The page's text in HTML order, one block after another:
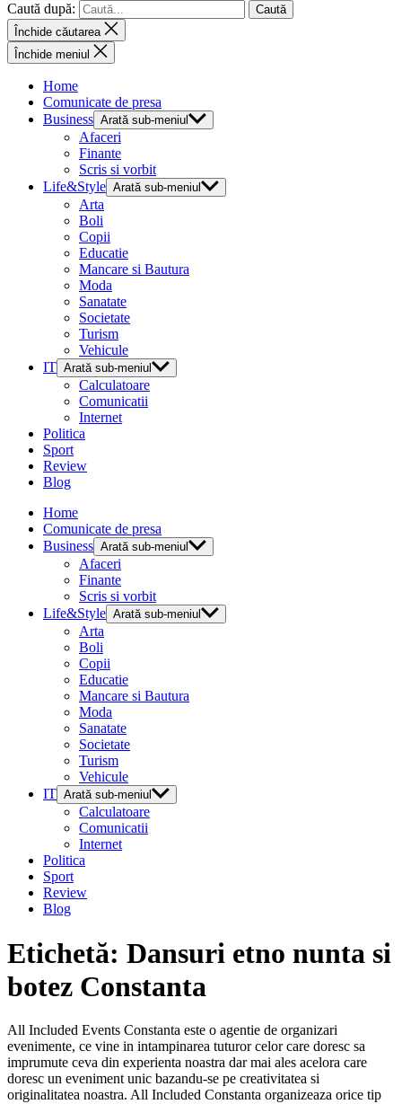
Caută după:
Închide căutarea
Închide meniul
Home
Comunicate de presa
Business Arată sub-meniul
Afaceri
Finante
Scris si vorbit
Life&Style Arată sub-meniul
Arta
Boli
Copii
Educatie
Mancare si Bautura
Moda
Sanatate
Societate
Turism
Vehicule
IT Arată sub-meniul
Calculatoare
Comunicatii
Internet
Politica
Sport
Review
Blog
Home
Comunicate de presa
Business Arată sub-meniul
Afaceri
Finante
Scris si vorbit
Life&Style Arată sub-meniul
Arta
Boli
Copii
Educatie
Mancare si Bautura
Moda
Sanatate
Societate
Turism
Vehicule
IT Arată sub-meniul
Calculatoare
Comunicatii
Internet
Politica
Sport
Review
Blog
Etichetă: Dansuri etno nunta si
botez Constanta
All Included Events Constanta este o agentie de organizari
evenimente, ce vine in intampinarea tuturor celor care doresc sa
imprumute ceva din experienta noastra dar mai ales acelora care
doresc un eveniment unic bazandu-se pe creativitatea si
originalitatea noastra. All Included Constanta organizeaza orice tip